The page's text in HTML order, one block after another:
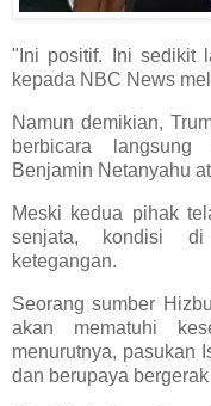
"Ini positif. Ini sedikit
kepada NBC News
Namun demikian,
berbicara
Benjamin Netanyahu
Meski kedua pihak
senjata, kondisi di
ketegangan.
Seorang sumber
akan mematuhi
menurutnya, pasukan
dan berupaya